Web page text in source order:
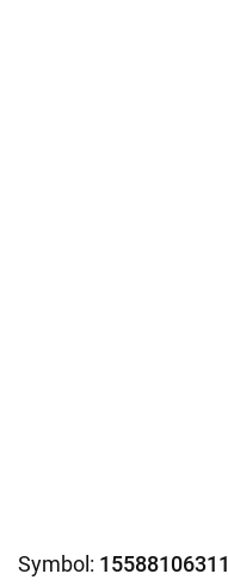
Symbol: 15588106311